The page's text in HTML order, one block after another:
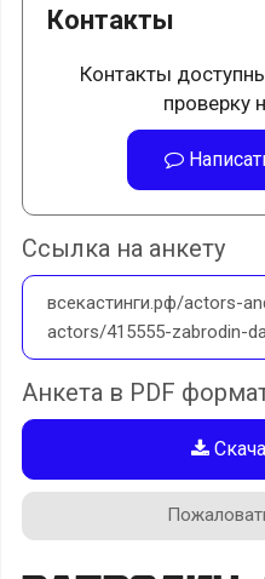
Контакты
Контакты
проверку
Ссылка на анкету
всекастинги.рф/actors-
actors/415555-zabrodin-
Анкета в PDF